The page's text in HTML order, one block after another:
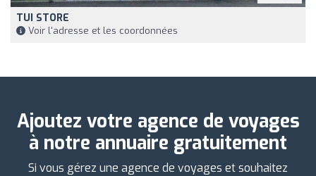
TUI STORE
Voir l'adresse et les coordonnées
Ajoutez votre agence de voyages
à notre annuaire gratuitement
Si vous gérez une agence de voyages et souhaitez